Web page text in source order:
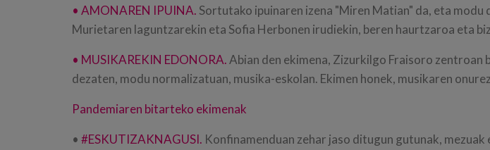
• AMONAREN IPUINA. Sortutako ipuinaren izena "Miren Matian" da, eta modu
Murietaren laguntzarekin eta Sofia Herbonen irudiekin, beren haurtzaroa eta
• MUSIKAREKIN EDONORA.Abian den ekimena, Zizurkilgo Fraisoro
dezaten, modu normalizatuan, musika-eskolan. Ekimen honek, musikaren
Pandemiaren bitarteko ekimenak
• #ESKUTIZAKNAGUSI. Konfinamenduan zehar jaso ditugun gutunak,